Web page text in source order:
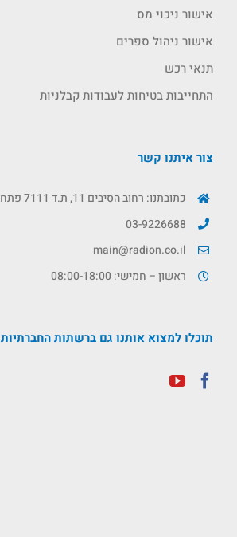
אישור ניכוי מס
אישור ניהול ספרים
תנאי רכש
התחייבות בטיחות לעבודות קבלניות
צור איתנו קשר
כתובתנו: רחוב הסיבים 11, ת.ד 7111 פתח תקווה, קרית מטלון
03-9226688
main@radion.co.il
ראשון – חמישי: 08:00-18:00
תוכלו למצוא אותנו גם ברשתות החברתיות